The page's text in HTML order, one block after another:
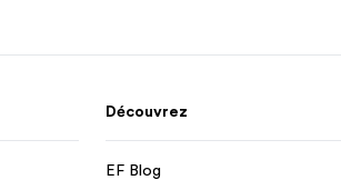
Découvrez
EF Blog